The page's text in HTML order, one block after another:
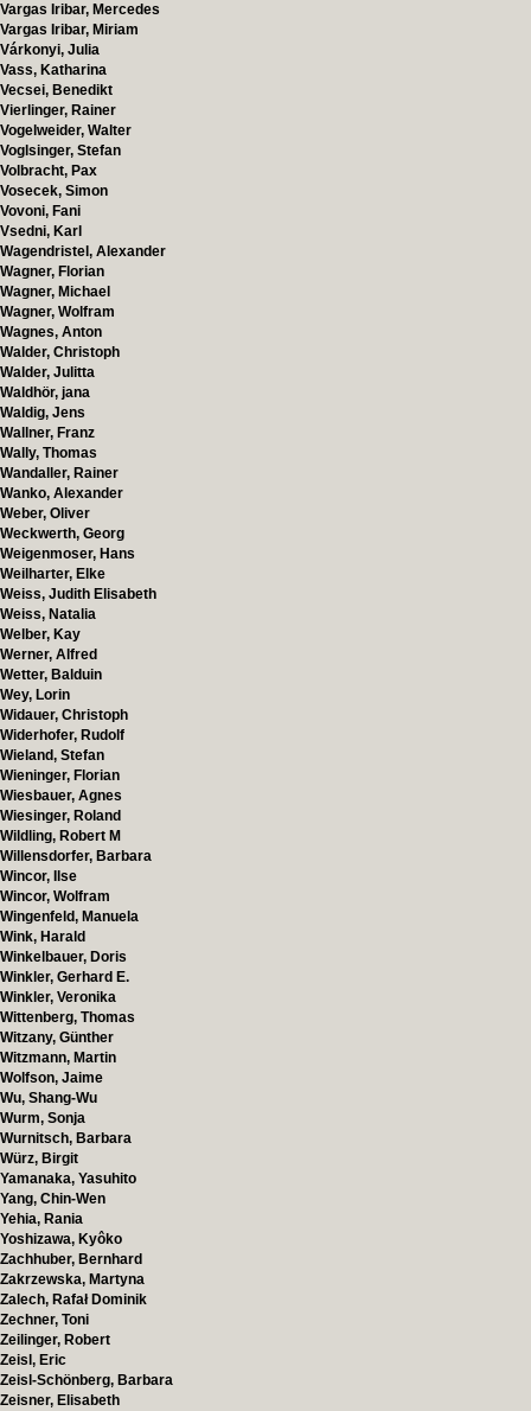
Vargas Iribar, Mercedes
Vargas Iribar, Miriam
Várkonyi, Julia
Vass, Katharina
Vecsei, Benedikt
Vierlinger, Rainer
Vogelweider, Walter
Voglsinger, Stefan
Volbracht, Pax
Vosecek, Simon
Vovoni, Fani
Vsedni, Karl
Wagendristel, Alexander
Wagner, Florian
Wagner, Michael
Wagner, Wolfram
Wagnes, Anton
Walder, Christoph
Walder, Julitta
Waldhör, jana
Waldig, Jens
Wallner, Franz
Wally, Thomas
Wandaller, Rainer
Wanko, Alexander
Weber, Oliver
Weckwerth, Georg
Weigenmoser, Hans
Weilharter, Elke
Weiss, Judith Elisabeth
Weiss, Natalia
Welber, Kay
Werner, Alfred
Wetter, Balduin
Wey, Lorin
Widauer, Christoph
Widerhofer, Rudolf
Wieland, Stefan
Wieninger, Florian
Wiesbauer, Agnes
Wiesinger, Roland
Wildling, Robert M
Willensdorfer, Barbara
Wincor, Ilse
Wincor, Wolfram
Wingenfeld, Manuela
Wink, Harald
Winkelbauer, Doris
Winkler, Gerhard E.
Winkler, Veronika
Wittenberg, Thomas
Witzany, Günther
Witzmann, Martin
Wolfson, Jaime
Wu, Shang-Wu
Wurm, Sonja
Wurnitsch, Barbara
Würz, Birgit
Yamanaka, Yasuhito
Yang, Chin-Wen
Yehia, Rania
Yoshizawa, Kyôko
Zachhuber, Bernhard
Zakrzewska, Martyna
Zalech, Rafał Dominik
Zechner, Toni
Zeilinger, Robert
Zeisl, Eric
Zeisl-Schönberg, Barbara
Zeisner, Elisabeth